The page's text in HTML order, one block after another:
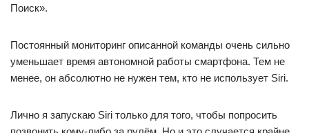
Поиск».
Постоянный мониторинг описанной команды очень сильно
уменьшает время автономной работы смартфона. Тем не
менее, он абсолютно не нужен тем, кто не использует Siri.
Лично я запускаю Siri только для того, чтобы попросить